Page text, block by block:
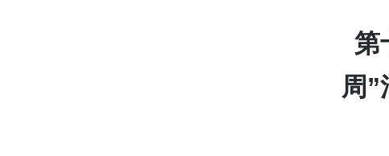
第
周